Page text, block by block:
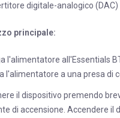
digitale-analogico (DAC)
principale:
l'alimentatore all'Essentials
l'alimentatore a una presa di
il dispositivo premendo
di accensione. Accendere il